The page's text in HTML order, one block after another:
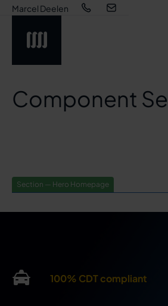
Marcel Deelen
Component
Section — Hero Homepage
100% CDT compliant